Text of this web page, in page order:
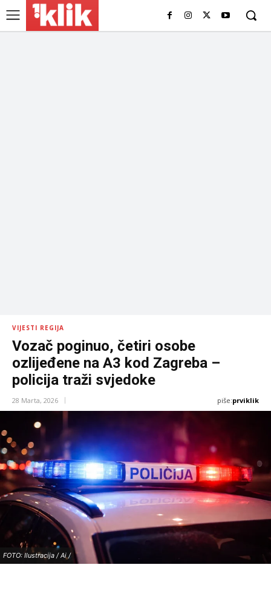
VIJESTI REGIJA
Vozač poginuo, četiri osobe
ozlijeđene na A3 kod Zagreba –
policija traži svjedoke
28 Marta, 2026 piše:prviklik
FOTO: Ilustracija / Ai /